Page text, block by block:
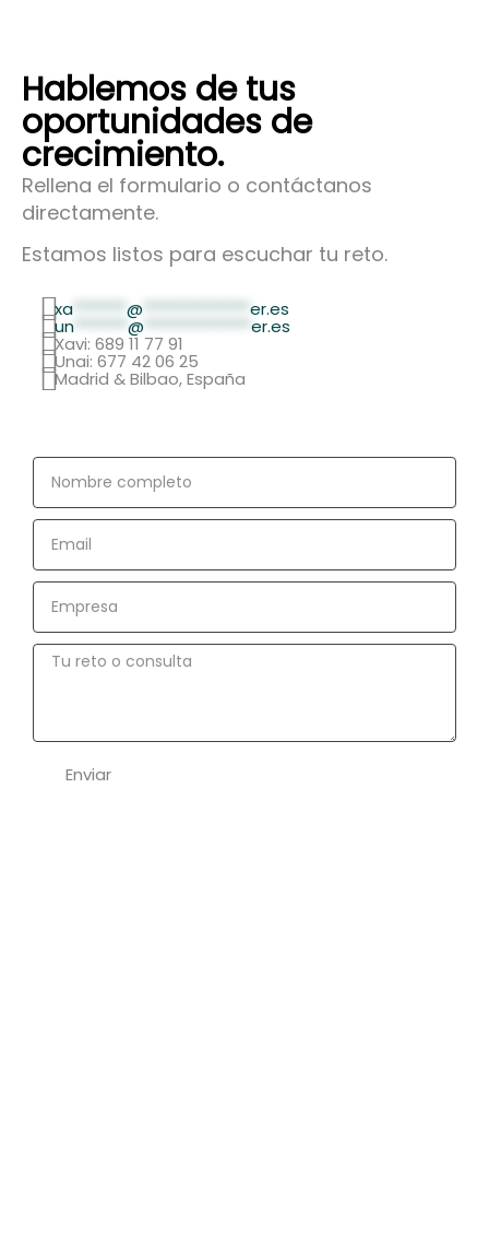
Hablemos de tus
oportunidades de
crecimiento.
Rellena el formulario o contáctanos
directamente.
Estamos listos para escuchar tu reto.
xa @ er.es
un ******* @ ************** er.es
Xavi: 689 11 77 91
Unai: 677 42 06 25
Madrid & Bilbao, España
Nombre
completo
Email
Empresa
Tu
Enviar